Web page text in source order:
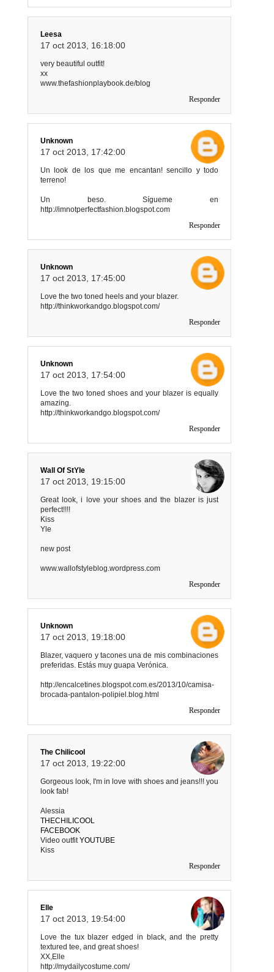
Leesa
17 oct 2013, 16:18:00
very beautiful outfit!
xx
www.thefashionplaybook.de/blog
Responder
Unknown
17 oct 2013, 17:42:00
Un look de los que me encantan! sencillo y todo
terreno!
Un beso. Sígueme en
http://imnotperfectfashion.blogspot.com
Responder
Unknown
17 oct 2013, 17:45:00
Love the two toned heels and your blazer.
http://thinkworkandgo.blogspot.com/
Responder
Unknown
17 oct 2013, 17:54:00
Love the two toned shoes and your blazer is equally
amazing.
http://thinkworkandgo.blogspot.com/
Responder
Wall Of StYle
17 oct 2013, 19:15:00
Great look, i love your shoes and the blazer is just
perfect!!!!
Kiss
Yle
new post
www.wallofstyleblog.wordpress.com
Responder
Unknown
17 oct 2013, 19:18:00
Blazer, vaquero y tacones una de mis combinaciones
preferidas. Estás muy guapa Verónica.
http://encalcetines.blogspot.com.es/2013/10/camisa-
brocada-pantalon-polipiel.blog.html
Responder
The Chilicool
17 oct 2013, 19:22:00
Gorgeous look, I'm in love with shoes and jeans!!! you
look fab!
Alessia
THECHILICOOL
FACEBOOK
Video outfitYOUTUBE
Kiss
Responder
Elle
17 oct 2013, 19:54:00
Love the tux blazer edged in black, and the pretty
textured tee, and great shoes!
XX,Elle
http://mydailycostume.com/